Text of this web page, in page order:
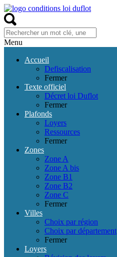
Menu
Accueil
Defiscalisation
Fermer
Texte officiel
Décret loi Duflot
Fermer
Plafonds
Loyers
Ressources
Fermer
Zones
Zone A
Zone A bis
Zone B1
Zone B2
Zone C
Fermer
Villes
Choix par région
Choix par département
Fermer
Loyers